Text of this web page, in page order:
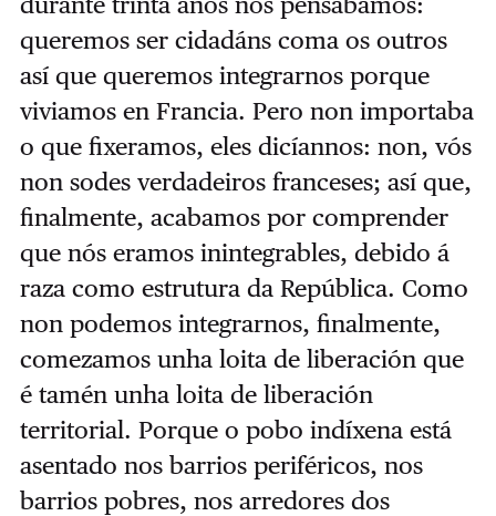
queremos ser cidadáns coma os outros
así que queremos integrarnos porque
viviamos en Francia. Pero non importaba
o que fixeramos, eles dicíannos: non, vós
non sodes verdadeiros franceses; así que,
finalmente, acabamos por comprender
que nós eramos inintegrables, debido á
raza como estrutura da República. Como
non podemos integrarnos, finalmente,
comezamos unha loita de liberación que
é tamén unha loita de liberación
territorial. Porque o pobo indíxena está
asentado nos barrios periféricos, nos
barrios pobres, nos arredores dos